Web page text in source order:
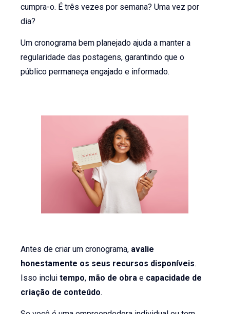
cumpra-o. É três vezes por semana? Uma vez por
dia?
Um cronograma bem planejado ajuda a manter a
regularidade das postagens, garantindo que o
público permaneça engajado e informado.
Antes de criar um cronograma, avalie
honestamente os seus recursos disponíveis.
Isso incluitempo, mão de obra e capacidade de
criação de conteúdo.